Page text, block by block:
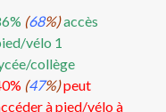
(68%)accès
vélo 1
collège
(47%)peut
à pied/vélo à